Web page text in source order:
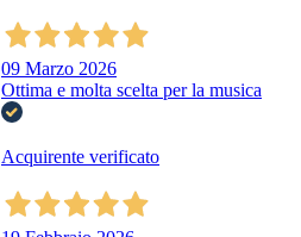
09 Marzo 2026
Ottima e molta scelta per la musica
Acquirente verificato